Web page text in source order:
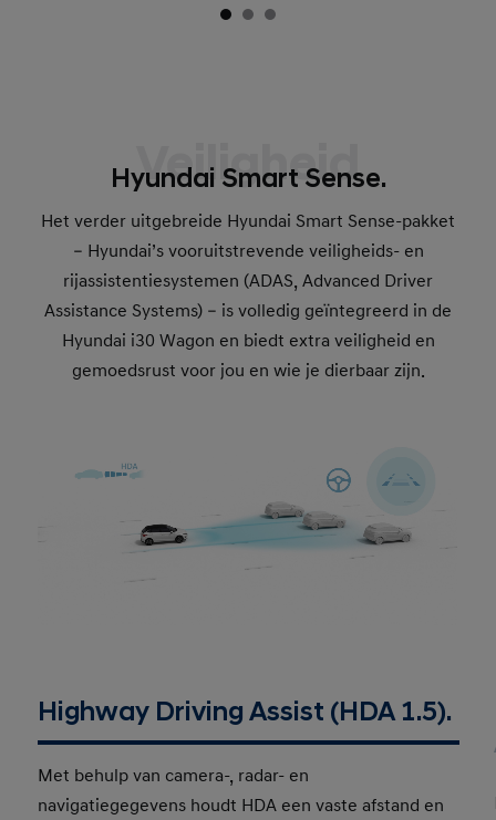
Veiligheid
Hyundai Smart Sense.
Het verder uitgebreide Hyundai Smart Sense-pakket
– Hyundai’s vooruitstrevende veiligheids- en
rijassistentiesystemen (ADAS, Advanced Driver
Assistance Systems) – is volledig geïntegreerd in de
Hyundai i30 Wagon en biedt extra veiligheid en
gemoedsrust voor jou en wie je dierbaar zijn.
Highway Driving Assist (HDA 1.5).
Met behulp van camera-, radar- en
navigatiegegevens houdt HDA een vaste afstand en